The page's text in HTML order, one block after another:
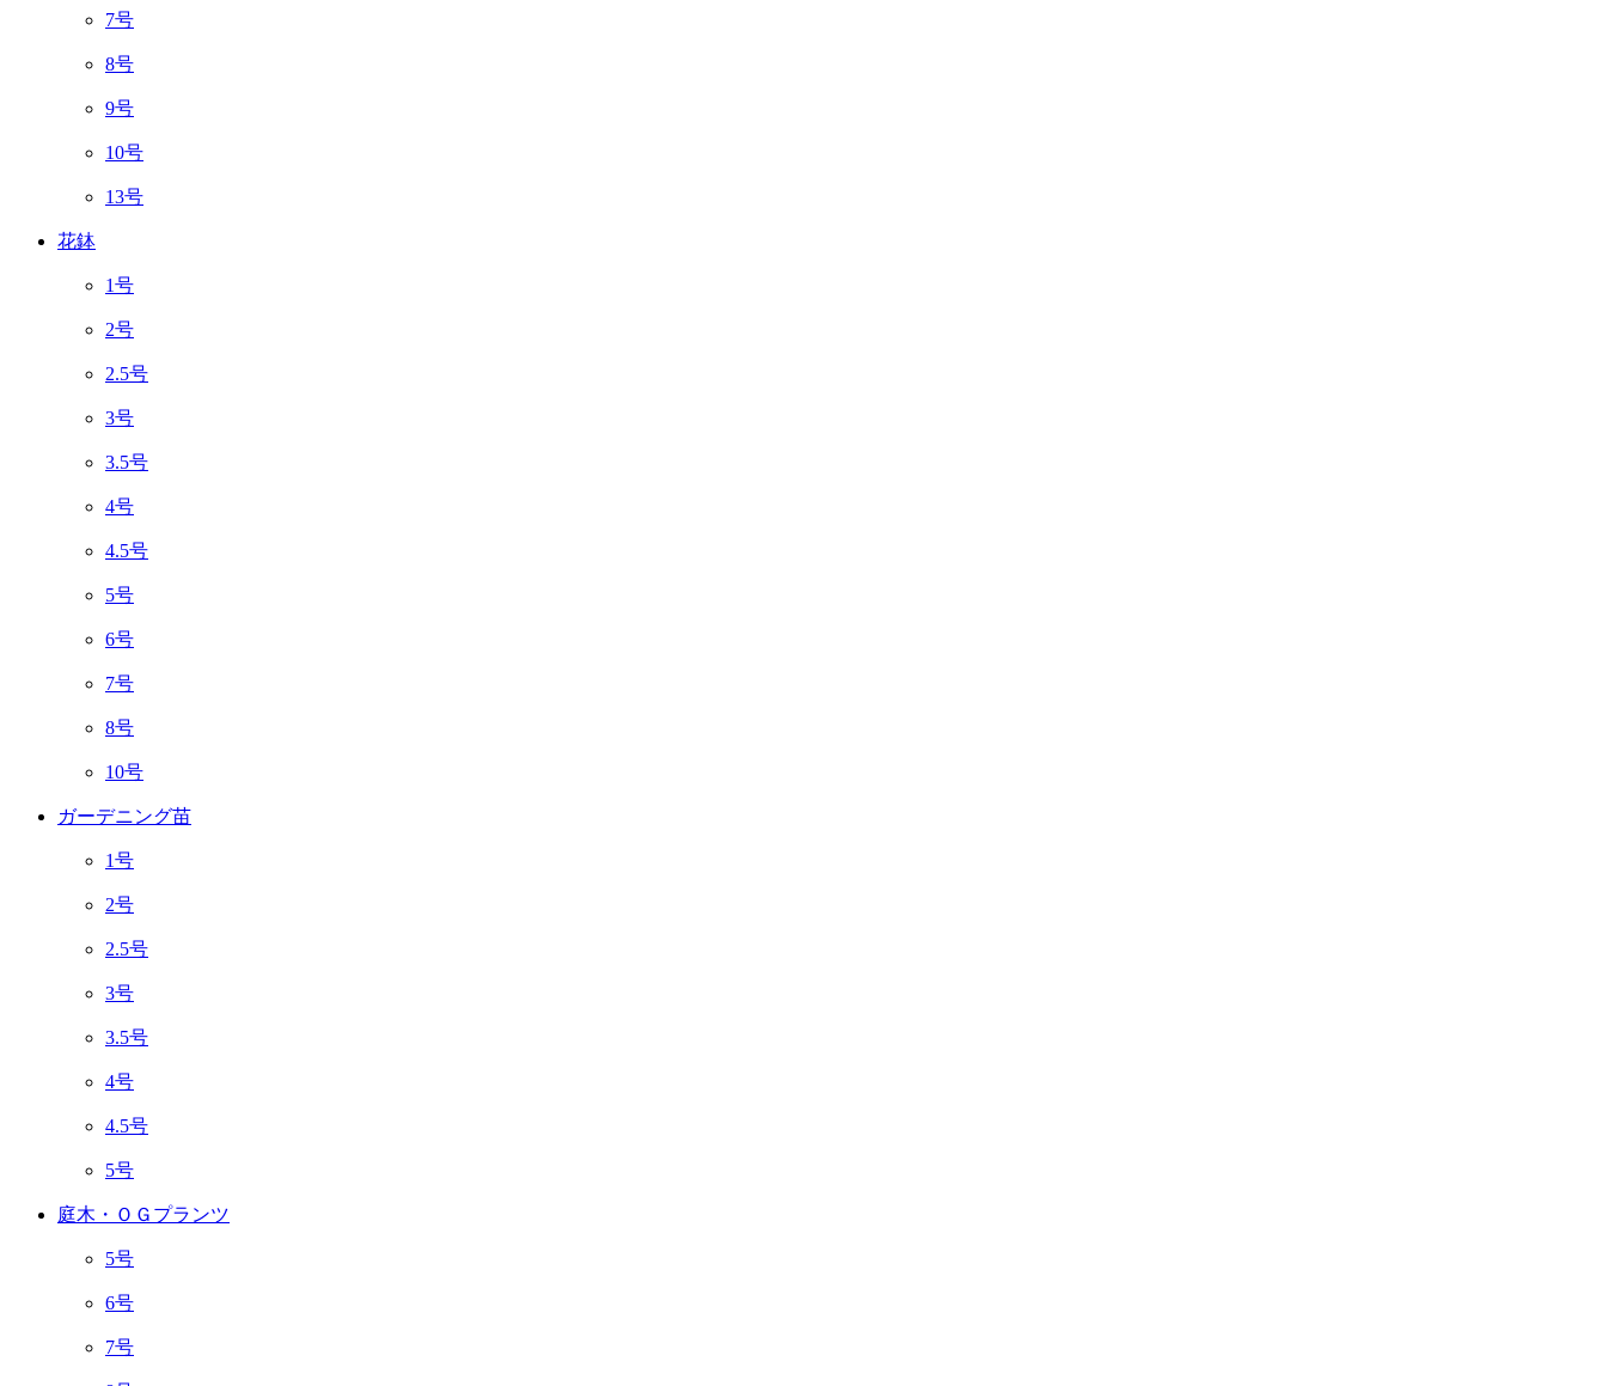
7号
8号
9号
10号
13号
花鉢
1号
2号
2.5号
3号
3.5号
4号
4.5号
5号
6号
7号
8号
10号
ガーデニング苗
1号
2号
2.5号
3号
3.5号
4号
4.5号
5号
庭木・ＯＧプランツ
5号
6号
7号